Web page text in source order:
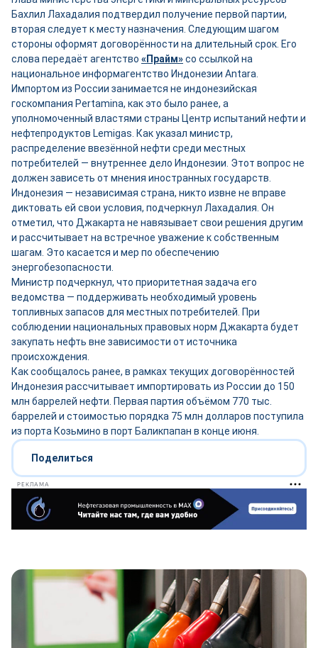
Бахлил Лахадалия подтвердил получение первой партии,
вторая следует к месту назначения. Следующим шагом
стороны оформят договорённости на длительный срок. Его
слова передаёт агентство «Прайм»со ссылкой на
национальное информагентство Индонезии Antara.
Импортом из России занимается не индонезийская
госкомпания Pertamina, как это было ранее, а
уполномоченный властями страны Центр испытаний нефти и
нефтепродуктов Lemigas. Как указал министр,
распределение ввезённой нефти среди местных
потребителей — внутреннее дело Индонезии. Этот вопрос не
должен зависеть от мнения иностранных государств.
Индонезия — независимая страна, никто извне не вправе
диктовать ей свои условия, подчеркнул Лахадалия. Он
отметил, что Джакарта не навязывает свои решения другим
и рассчитывает на встречное уважение к собственным
шагам. Это касается и мер по обеспечению
энергобезопасности.
Министр подчеркнул, что приоритетная задача его
ведомства — поддерживать необходимый уровень
топливных запасов для местных потребителей. При
соблюдении национальных правовых норм Джакарта будет
закупать нефть вне зависимости от источника
происхождения.
Как сообщалось ранее, в рамках текущих договорённостей
Индонезия рассчитывает импортировать из России до 150
млн баррелей нефти. Первая партия объёмом 770 тыс.
баррелей и стоимостью порядка 75 млн долларов поступила
из порта Козьмино в порт Баликпапан в конце июня.
Поделиться
РЕКЛАМА